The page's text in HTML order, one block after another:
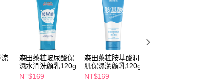
#terms3
者請事先徵得法定代理人或監護人之同意方可使用
」，若未經同意申辦者引起之損失，本公司不負相關責
先享後付」時，將依據個別帳號之用戶狀況，依本公司
之上限額度；若仍有額度不足之情形，本公司將視審查
身份認證。
多個帳號或使用他人資訊註冊。若發現惡意使用之情
有限公司將有權停止該用戶之使用額度並採取法律行
含以上)免運費
NT$790(含以上)免運費
取(由倉庫統一出貨)
含以上)免運費
涼
森田藥粧玻尿酸保
濕水潤洗顏乳120g
NT$169
森田藥粧胺基酸潤
肌保濕潔顏乳120g
NT$169